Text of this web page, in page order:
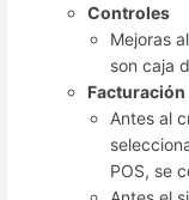
Controles
Mejoras
son caja
Facturación
Antes al
POS, se